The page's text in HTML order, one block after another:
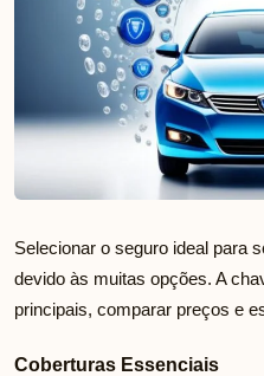
Selecionar o seguro ideal para
devido às muitas opções. A
principais, comparar preços e
Coberturas Essenciais